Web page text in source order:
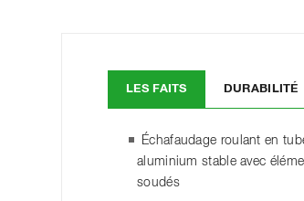
LES FAITS DURABILITÉ
Échafaudage roulant en
aluminium stable avec
soudés